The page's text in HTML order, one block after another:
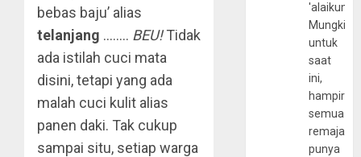
bebas baju’ alias
telanjang …….. BEU!Tidak
ada istilah cuci mata
disini, tetapi yang ada
malah cuci kulit alias
panen daki. Tak cukup
sampai situ, setiap warga
Mungkin
untuk
saat
ini,
hampir
semua
remaja
punya